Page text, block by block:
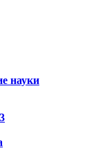
науки